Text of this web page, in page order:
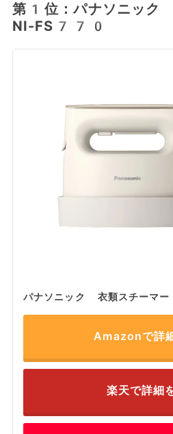
第1位：パナソニック
NI-FS770
パナソニック 衣類スチー
Amazonで詳
楽天で詳細